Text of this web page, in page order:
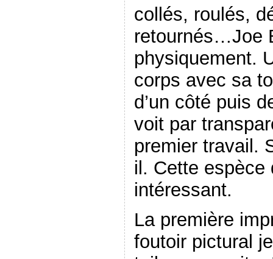
collés, roulés,
retournés…Joe
physiquement.
corps avec sa
d’un côté puis
voit par
premier travail.
il. Cette espèce
intéressant.
La première
foutoir pictural